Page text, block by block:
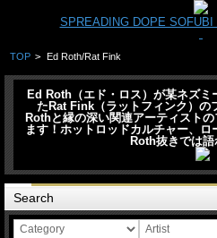
SPREADING DOPE
TOP > Ed Roth/Rat Fink
Ed Roth（エド・ロス）が某ネズミ
たRat Fink（ラットフィンク）の
Rothと縁の深い関連アーティスト
ます！ホットロッドカルチャー、
Roth抜きでは語
Search